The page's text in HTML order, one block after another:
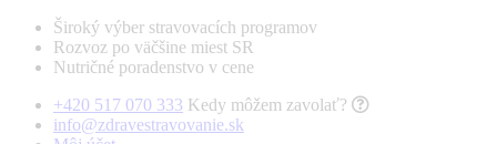
Široký výber stravovacích programov
Rozvoz po väčšine miest SR
Nutričné poradenstvo v cene
+420 517 070 333 Kedy môžem zavolať?
info@zdravestravovanie.sk